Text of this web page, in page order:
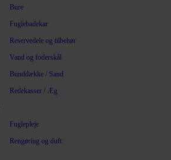
Bure
Fuglebadekar
Reservedele og tilbehør
Vand og foderskål
Bunddække / Sand
Redekasser / Æg
Fuglepleje
Rengøring og duft